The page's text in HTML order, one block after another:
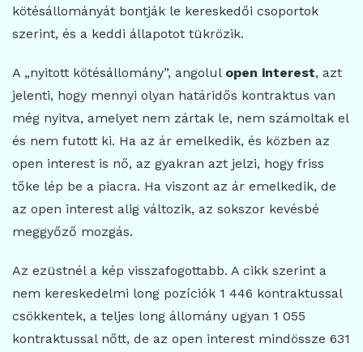
kötésállományát bontják le kereskedői csoportok
szerint, és a keddi állapotot tükrözik.
A „nyitott kötésállomány”, angolul open interest, azt
jelenti, hogy mennyi olyan határidős kontraktus van
még nyitva, amelyet nem zártak le, nem számoltak el
és nem futott ki. Ha az ár emelkedik, és közben az
open interest is nő, az gyakran azt jelzi, hogy friss
tőke lép be a piacra. Ha viszont az ár emelkedik, de
az open interest alig változik, az sokszor kevésbé
meggyőző mozgás.
Az ezüstnél a kép visszafogottabb. A cikk szerint a
nem kereskedelmi long pozíciók 1 446 kontraktussal
csökkentek, a teljes long állomány ugyan 1 055
kontraktussal nőtt, de az open interest mindössze 631